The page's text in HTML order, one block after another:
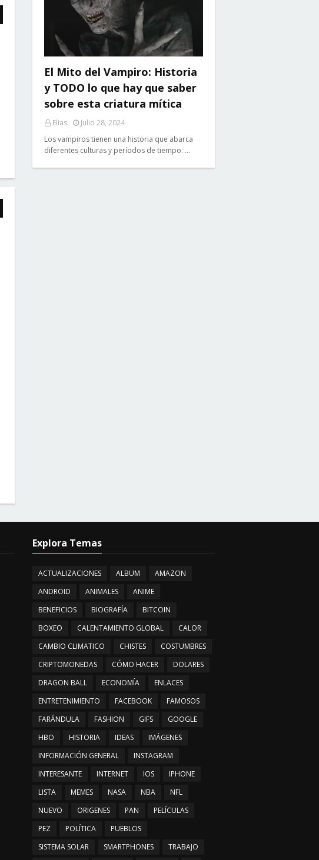
El Mito del Vampiro: Historia
y TODO lo que hay que saber
sobre esta criatura mítica
Elias
Julio 28, 2024
Los vampiros tienen una historia que abarca
diferentes culturas y períodos de tiempo. …
Explora Temas
ACTUALIZACIONES ALBUM
AMAZON
ANDROID
ANIMALES
ANIME
BENEFICIOS
BIOGRAFÍA
BITCOIN
BOXEO
CALENTAMIENTO GLOBAL
CALOR
CAMBIO CLIMATICO
CHISTES
COSTUMBRES
CRIPTOMONEDAS
CÓMO HACER
DOLARES
DRAGON BALL
ECONOMÍA
ENLACES
ENTRETENIMIENTO
FACEBOOK
FAMOSOS
FARÁNDULA
FASHION GIFS
GOOGLE
HBO
HISTORIA IDEAS
IMÁGENES
INFORMACIÓN GENERAL
INSTAGRAM
INTERESANTE
INTERNET IOS
IPHONE
LISTA
MEMES NASA NBA
NFL
NUEVO
ORIGENES PAN
PELÍCULAS
PEZ
POLÍTICA
PUEBLOS
SISTEMA SOLAR
SMARTPHONES
TRABAJO